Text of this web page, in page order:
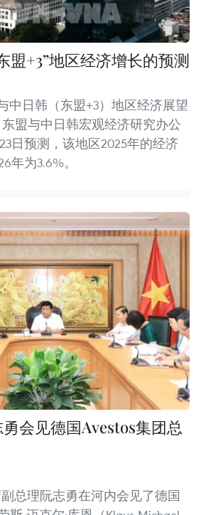
盟+3”地区经济增长的预测
中日韩（东盟+3）地区经济展望
盟与中日韩宏观经济研究办公
日预测，该地区2025年的经济
年为3.6%。
会见德国Avestos集团总
总理阮志勇在河内会见了德国